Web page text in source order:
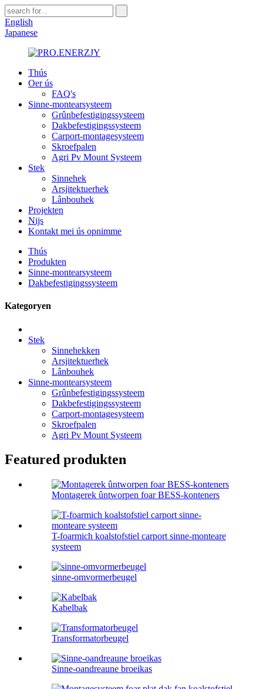
English
Japanese
Thús
Oer ús
FAQ's
Sinne-montearsysteem
Grûnbefestigingssysteem
Dakbefestigingssysteem
Carport-montagesysteem
Skroefpalen
Agri Pv Mount Systeem
Stek
Sinnehek
Arsjitektuerhek
Lânbouhek
Projekten
Nijs
Kontakt mei ús opnimme
Thús
Produkten
Sinne-montearsysteem
Dakbefestigingssysteem
Kategoryen
Stek
Sinnehekken
Arsjitektuerhek
Lânbouhek
Sinne-montearsysteem
Grûnbefestigingssysteem
Dakbefestigingssysteem
Carport-montagesysteem
Skroefpalen
Agri Pv Mount Systeem
Featured produkten
Montagerek ûntworpen foar BESS-konteners
T-foarmich koalstofstiel carport sinne-monteare
systeem
sinne-omvormerbeugel
Kabelbak
Transformatorbeugel
Sinne-oandreaune broeikas